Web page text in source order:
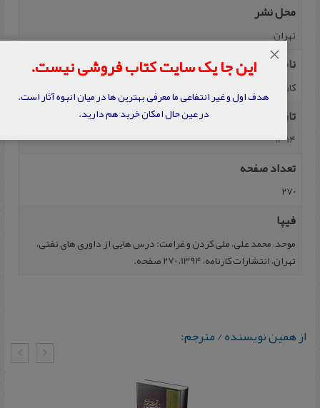
محل نشر
تهران
ناشر
کارنامه
تاریخ نشر
1394
تعداد صفحه
270
فیپا
موحد، محمد علی، ملی کردن و غرامت: درس هایی از داوری های نفتی،
تهران، انتشارات کارنامه، 1394، 270 صفحه.
از همین نویسنده / مترجم:
این جا یک سایت کتاب فروشی نیست.
هدف اول و غیر انتفاعی ما معرفی بهترین ها در میان انبوه آثار است.
در عین حال امکان خرید هم دارید.
×